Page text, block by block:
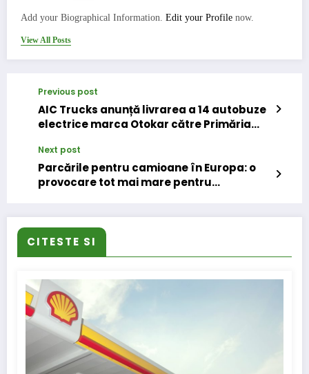
Add your Biographical Information. Edit your Profile now.
View All Posts
Previous post
AIC Trucks anunță livrarea a 14 autobuze
electrice marca Otokar către Primăria
Next post
Parcările pentru camioane în Europa: o
provocare tot mai mare pentru
CITESTE SI